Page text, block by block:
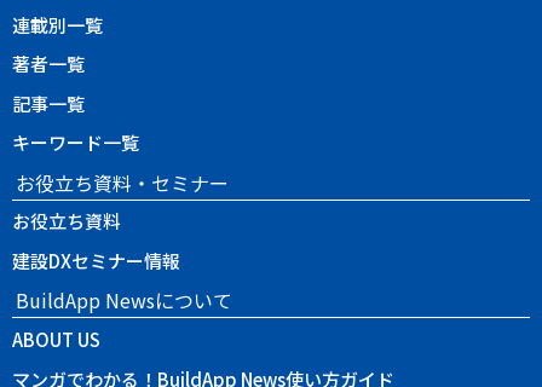
連載別一覧
著者一覧
記事一覧
キーワード一覧
お役立ち資料・セミナー
お役立ち資料
建設DXセミナー情報
BuildApp Newsについて
ABOUT US
マンガでわかる！BuildApp News使い方ガイド